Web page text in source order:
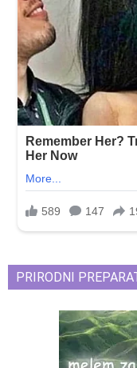
PRIRODNI